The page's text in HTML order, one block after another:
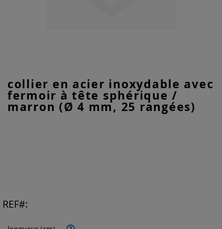
collier en acier inoxydable avec
fermoir à tête sphérique /
marron (Ø 4 mm, 25 rangées)
REF
to
the
beginning
of